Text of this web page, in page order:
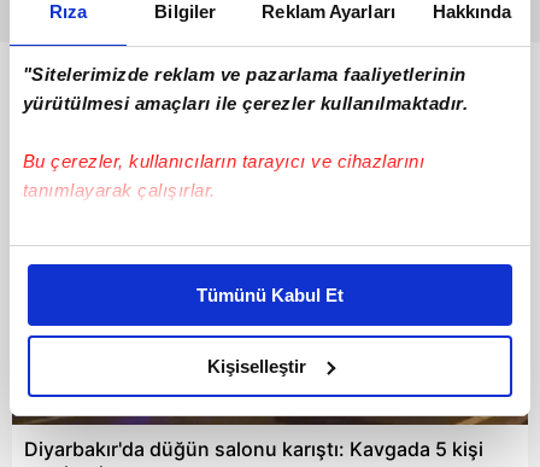
Rıza Bilgiler Reklam Ayarları Hakkında
"Sitelerimizde reklam ve pazarlama faaliyetlerinin
yürütülmesi amaçları ile çerezler kullanılmaktadır.
Bu çerezler, kullanıcıların tarayıcı ve cihazlarını
tanımlayarak çalışırlar.
Bu çerezlere izin vermeniz halinde sizlere özel
daha iyi reklam deneyimi yaşatabiliriz. Bunu yaparken
amacımızın size daha iyi bir reklam deneyimi sunmak
olduğunu ve sizlere en iyi içerikleri sunabilmek adına
elimizden gelen çabayı gösterdiğimizi ve bu noktada,
reklamların maliyetlerimizi karşılamak noktasında tek gelir
kalemimiz olduğunu sizlere hatırlatmak isteriz.
Tümünü Kabul Et
Kişiselleştir
Bunlar da Var
01:29
Diyarbakır'da düğün salonu karıştı: Kavgada 5 kişi